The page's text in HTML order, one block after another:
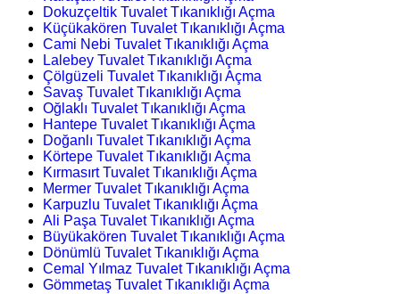
Dokuzçeltik Tuvalet Tıkanıklığı Açma
Küçükakören Tuvalet Tıkanıklığı Açma
Cami Nebi Tuvalet Tıkanıklığı Açma
Lalebey Tuvalet Tıkanıklığı Açma
Çölgüzeli Tuvalet Tıkanıklığı Açma
Savaş Tuvalet Tıkanıklığı Açma
Oğlaklı Tuvalet Tıkanıklığı Açma
Hantepe Tuvalet Tıkanıklığı Açma
Doğanlı Tuvalet Tıkanıklığı Açma
Körtepe Tuvalet Tıkanıklığı Açma
Kırmasırt Tuvalet Tıkanıklığı Açma
Mermer Tuvalet Tıkanıklığı Açma
Karpuzlu Tuvalet Tıkanıklığı Açma
Ali Paşa Tuvalet Tıkanıklığı Açma
Büyükakören Tuvalet Tıkanıklığı Açma
Dönümlü Tuvalet Tıkanıklığı Açma
Cemal Yılmaz Tuvalet Tıkanıklığı Açma
Gömmetaş Tuvalet Tıkanıklığı Açma